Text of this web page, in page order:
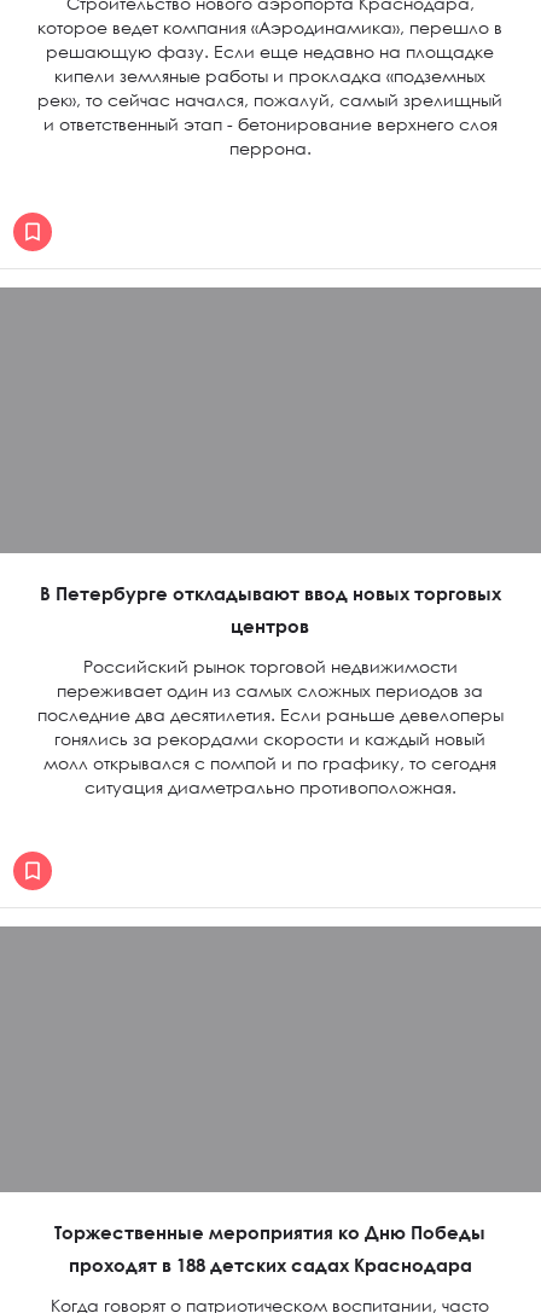
которое ведет компания «Аэродинамика», перешло в
решающую фазу. Если еще недавно на площадке
кипели земляные работы и прокладка «подземных
рек», то сейчас начался, пожалуй, самый зрелищный
и ответственный этап - бетонирование верхнего слоя
перрона.
В Петербурге откладывают ввод новых торговых
центров
Российский рынок торговой недвижимости
переживает один из самых сложных периодов за
последние два десятилетия. Если раньше девелоперы
гонялись за рекордами скорости и каждый новый
молл открывался с помпой и по графику, то сегодня
ситуация диаметрально противоположная.
Торжественные мероприятия ко Дню Победы
проходят в 188 детских садах Краснодара
Когда говорят о патриотическом воспитании, часто